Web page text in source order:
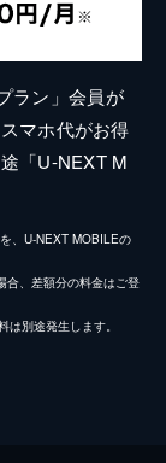
ラン」会員が
マホ代がお得
「U-NEXT M
、U-NEXT MOBILEの
合、差額分の料金はご登
別途発生します。